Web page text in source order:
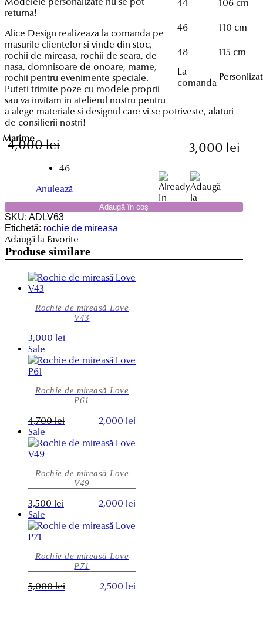
44 106 cm
46 110 cm
48
115 cm
La
comanda
returna!
Alice Design realizeaza la comanda pe
masurile clientelor si vinde din stoc,
rochii de mireasa, rochii de seara, de
nasa, domnisoare de onoare, mame,
rochii pentru evenimente speciale.
Puteti trimite poze cu modele proprii
sau va invitam in atelierul nostru pentru
a alege materiale si designul care vi se potriveste, alaturi
de consilierii nostri!
4,000lei
a
4,000 lei.
3,000 lei
este:
Marime
46
Anulează
Adaugă în coș
SKU: ADLV63
Etichetă: rochie de mireasa
Adaugă la Favorite
Produse similare
Rochie de mireasă Love
V43
3,000 lei
are
variații.
Opțiunile
alese
în
produsului.
Sale
Rochie de mireasă Love
P61
4,700leiPrețul
a
2,000 lei
Prețul
este:
Acest
are
variații.
Opțiunile
alese
în
produsului.
Sale
Rochie de mireasă Love
V49
3,500leiPrețul
a
2,000 lei
Prețul
este:
Acest
are
variații.
Opțiunile
pot
fi
Sale
Rochie de mireasă Love
P71
5,000leiPrețul
2,500 lei
Prețul
Acest